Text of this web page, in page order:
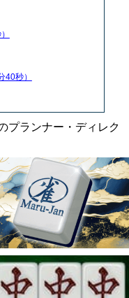
40秒）
プランナー・ディレク